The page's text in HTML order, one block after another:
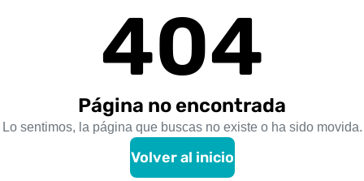
404
Página no encontrada
Lo sentimos, la página que buscas no existe o ha sido movida.
Volver al inicio